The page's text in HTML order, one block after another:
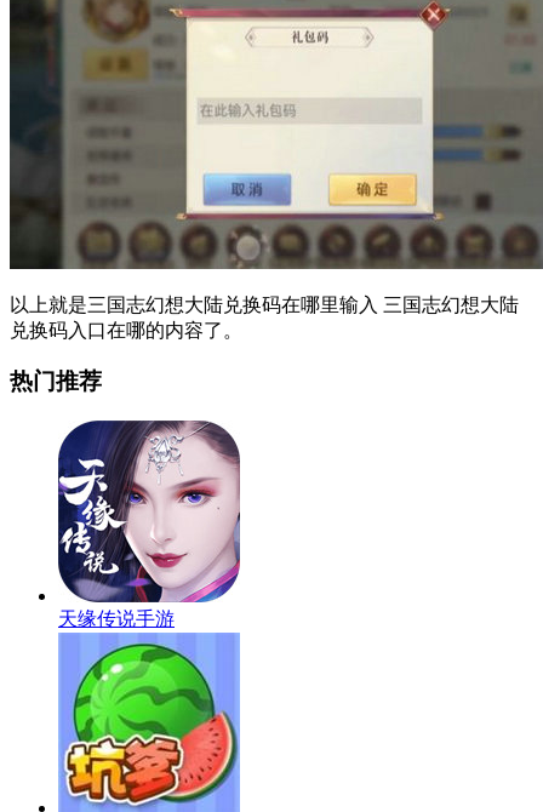
以上就是三国志幻想大陆兑换码在哪里输入 三国志幻想大陆
兑换码入口在哪的内容了。
热门推荐
天缘传说手游